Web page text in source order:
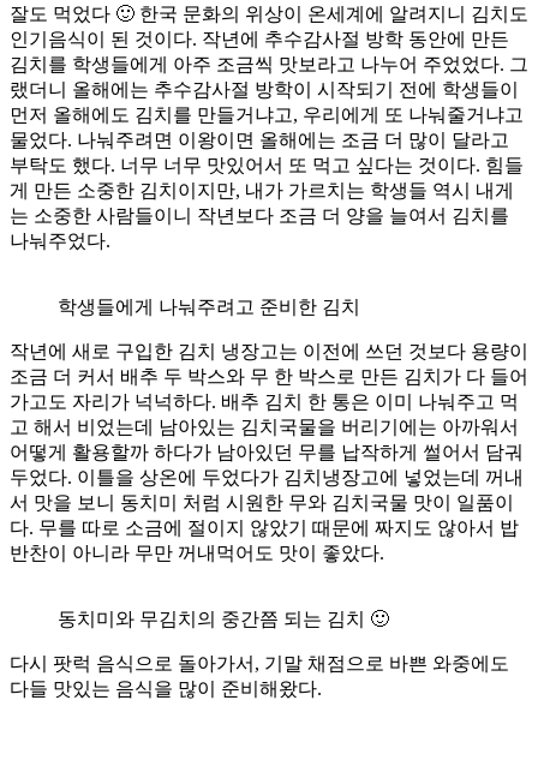
잘도 먹었다 🙂 한국 문화의 위상이 온세계에 알려지니 김치도
인기음식이 된 것이다. 작년에 추수감사절 방학 동안에 만든
김치를 학생들에게 아주 조금씩 맛보라고 나누어 주었었다. 그
랬더니 올해에는 추수감사절 방학이 시작되기 전에 학생들이
먼저 올해에도 김치를 만들거냐고, 우리에게 또 나눠줄거냐고
물었다. 나눠주려면 이왕이면 올해에는 조금 더 많이 달라고
부탁도 했다. 너무 너무 맛있어서 또 먹고 싶다는 것이다. 힘들
게 만든 소중한 김치이지만, 내가 가르치는 학생들 역시 내게
는 소중한 사람들이니 작년보다 조금 더 양을 늘여서 김치를
나눠주었다.
학생들에게 나눠주려고 준비한 김치
작년에 새로 구입한 김치 냉장고는 이전에 쓰던 것보다 용량이
조금 더 커서 배추 두 박스와 무 한 박스로 만든 김치가 다 들어
가고도 자리가 넉넉하다. 배추 김치 한 통은 이미 나눠주고 먹
고 해서 비었는데 남아있는 김치국물을 버리기에는 아까워서
어떻게 활용할까 하다가 남아있던 무를 납작하게 썰어서 담궈
두었다. 이틀을 상온에 두었다가 김치냉장고에 넣었는데 꺼내
서 맛을 보니 동치미 처럼 시원한 무와 김치국물 맛이 일품이
다. 무를 따로 소금에 절이지 않았기 때문에 짜지도 않아서 밥
반찬이 아니라 무만 꺼내먹어도 맛이 좋았다.
동치미와 무김치의 중간쯤 되는 김치 🙂
다시 팟럭 음식으로 돌아가서, 기말 채점으로 바쁜 와중에도
다들 맛있는 음식을 많이 준비해왔다.